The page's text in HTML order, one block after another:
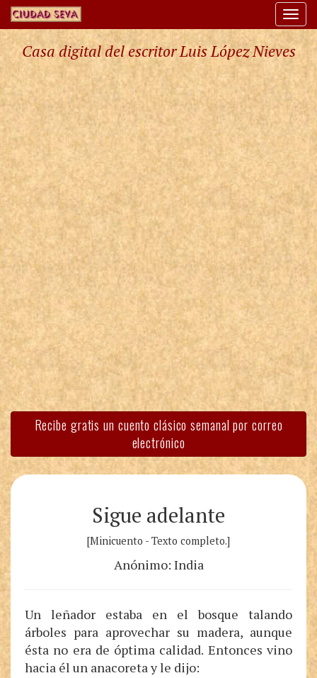
Casa digital del escritor Luis López Nieves
Recibe gratis un cuento clásico semanal por correo
electrónico
Sigue adelante
[Minicuento - Texto completo.]
Anónimo: India
Un leñador estaba en el bosque talando
árboles para aprovechar su madera, aunque
ésta no era de óptima calidad. Entonces vino
hacia él un anacoreta y le dijo: